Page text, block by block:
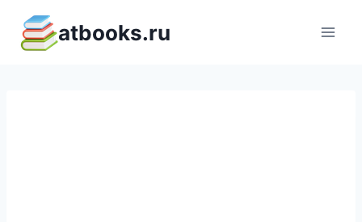
содержимому
atbooks.ru